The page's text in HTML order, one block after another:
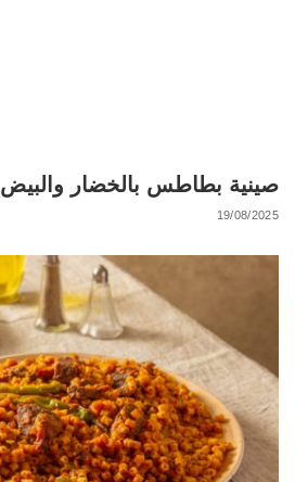
صينية بطاطس بالخضار والبيض
19/08/2025